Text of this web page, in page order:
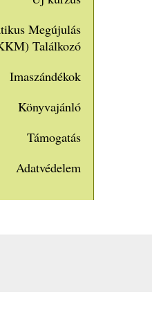
Megújulás
Találkozó
Imaszándékok
Könyvajánló
Támogatás
Adatvédelem